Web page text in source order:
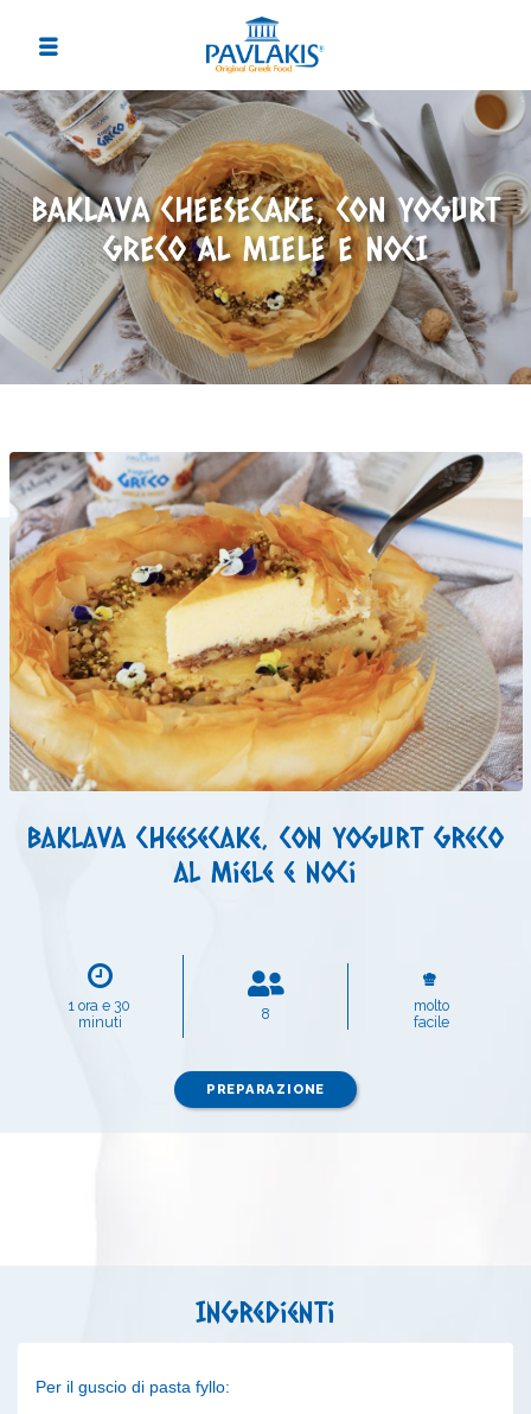
BAKLAVA CHEESECAKE, CON YOGURT
GRECO AL MIELE E NOCI
Baklava cheesecake, con yogurt greco
al miele e noci
1 ora e 30
minuti
8
molto
facile
PREPARAZIONE
Ingredienti
Per il guscio di pasta fyllo: